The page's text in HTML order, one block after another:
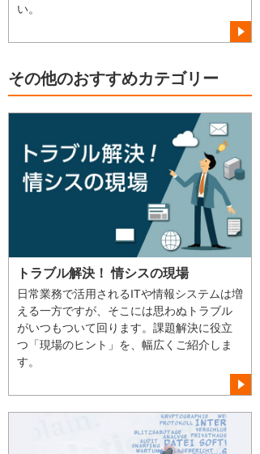
い。
その他のおすすめカテゴリー
トラブル解決！ 情シスの現場
日常業務で活用されるITや情報システムは増
える一方ですが、そこには思わぬトラブル
がいつもついて回ります。課題解決に役立
つ「現場のヒント」を、幅広くご紹介しま
す。